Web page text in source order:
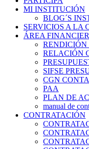
MI INSTITUCIÓN
BLOG´S
SERVICIOS A LA
ÁREA
RENDICIÓN
RELACIÓN
SIFSE
CGN
PAA
PLAN DE
manual de
CONTRATACIÓN